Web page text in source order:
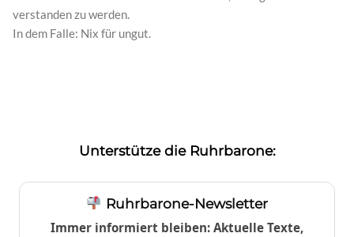
verstanden zu werden.
In dem Falle: Nix für ungut.
Unterstütze die Ruhrbarone:
Ruhrbarone-Newsletter
Immer informiert bleiben: Aktuelle Texte,